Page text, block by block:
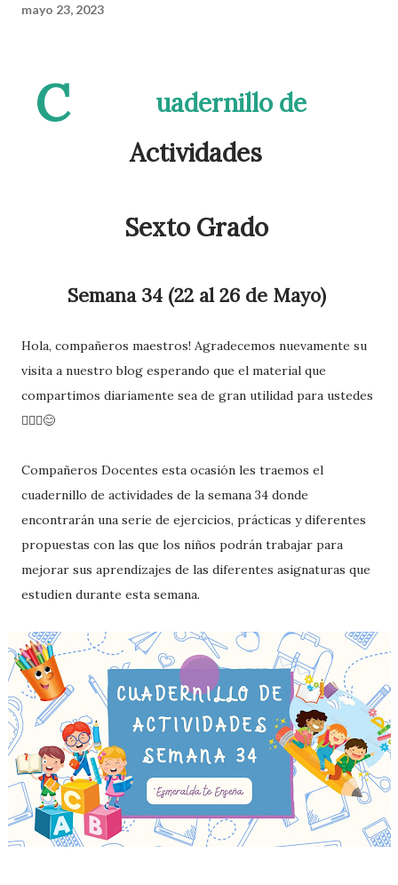
mayo 23, 2023
C
uadernillo de
Actividades
Sexto Grado
Semana 34 (22 al 26 de Mayo)
Hola, compañeros maestros! Agradecemos nuevamente su
visita a nuestro blog esperando que el material que
compartimos diariamente sea de gran utilidad para ustedes
🙋🏽‍♂️😊
Compañeros Docentes esta ocasión les traemos el
cuadernillo de actividades de la semana 34 donde
encontrarán una serie de ejercicios, prácticas y diferentes
propuestas con las que los niños podrán trabajar para
mejorar sus aprendizajes de las diferentes asignaturas que
estudien durante esta semana.